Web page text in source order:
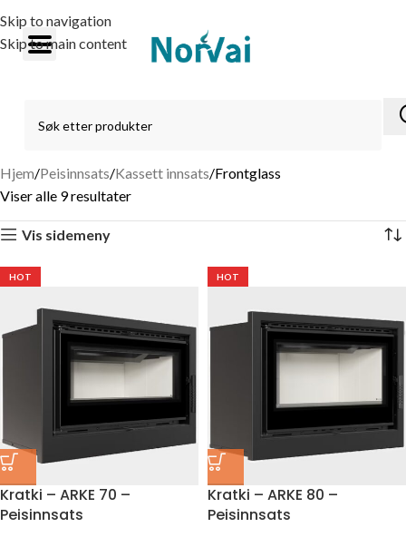
Skip to navigation
Skip to main content
Hjem Peisinnsats Kassett innsats Frontglass
Viser alle 9 resultater
Vis sidemeny
HOT
Kratki – ARKE 70 –
Peisinnsats
HOT
Kratki – ARKE 80 –
Peisinnsats